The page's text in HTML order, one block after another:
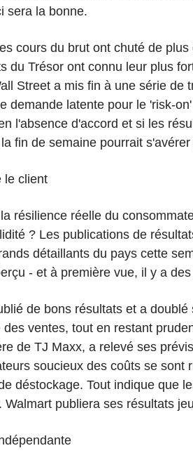
sera la bonne.
cours du brut ont chuté de plus
du Trésor ont connu leur plus
Street a mis fin à une série de
demande latente pour le 'risk-
l'absence d'accord et si les
fin de semaine pourrait
le client
résilience réelle du
? Les publications de
détaillants du pays cette
- et à première vue, il y a
de bons résultats et a doublé
des ventes, tout en restant
de TJ Maxx, a relevé ses
soucieux des coûts se sont
déstockage. Tout indique que
Walmart publiera ses résultats